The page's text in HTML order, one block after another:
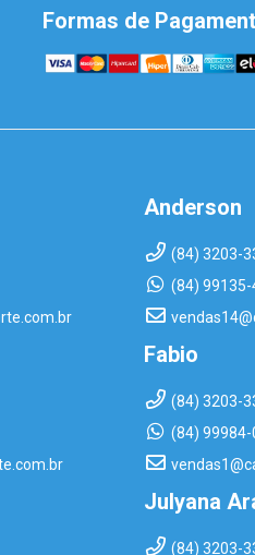
Formas de
Anderson
(84) 3203-
(84) 99135-
Fabio
(84) 3203-
(84) 99984-
Julyana
(84) 3203-